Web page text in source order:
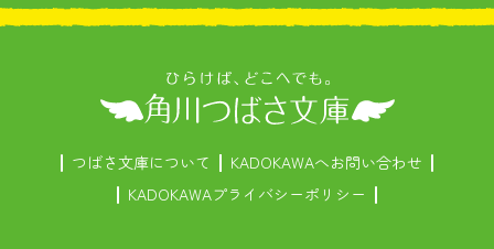
つばさ文庫について
KADOKAWAへお問い合わせ
KADOKAWAプライバシーポリシー